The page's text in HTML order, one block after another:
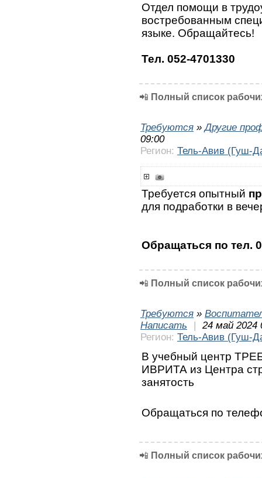
Отдел помощи в
востребованным
языке. Обращайтесь!
Тел. 052-4701330
📲 Полный список
Требуются »Другие
09:00
Регион: Тель-Авив (Гуш-
Требуется опытный
для подработки в
Обращаться по тел.
📲 Полный список
Требуются »
Написать
|
24 май 2024
Регион: Тель-Авив (Гуш-
В учебный центр
ИВРИТА из Центра
занятость
Обращаться по
📲 Полный список